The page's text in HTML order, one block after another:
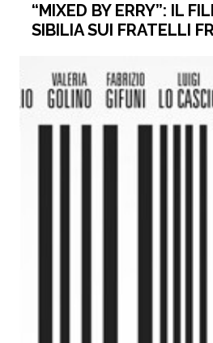
“MIXED BY ERRY”: IL
SIBILIA SUI FRATELLI